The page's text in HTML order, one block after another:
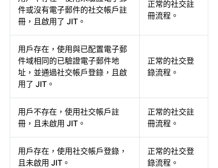
件或沒有電子郵件的社交帳戶註
冊，且啟用了 JIT。
正常的社交註
冊流程。
用戶存在，使用與已配置電子郵
件域相同的已驗證電子郵件地
址，並通過社交帳戶登錄，且啟
用了 JIT。
正常的社交登
錄流程。
用戶不存在，使用社交帳戶註
冊，且未啟用 JIT。
正常的社交註
冊流程。
用戶存在，使用社交帳戶登錄，
且未啟用 JIT。
正常的社交登
錄流程。